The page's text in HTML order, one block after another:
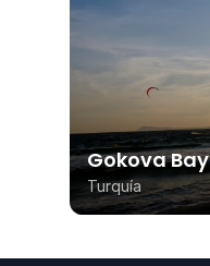
Gokova Bay
Turquía